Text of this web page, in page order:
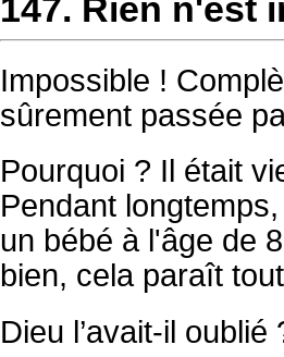
147. Rien n'est
Impossible !
sûrement passée
Pourquoi ? Il était
Pendant
un bébé à l'âge de
bien, cela paraît
Dieu l’avait-il oublié